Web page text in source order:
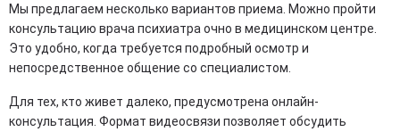
Мы предлагаем несколько вариантов приема. Можно пройти
консультацию врача психиатра очно в медицинском центре.
Это удобно, когда требуется подробный осмотр и
непосредственное общение со специалистом.
Для тех, кто живет далеко, предусмотрена онлайн-
консультация. Формат видеосвязи позволяет обсудить